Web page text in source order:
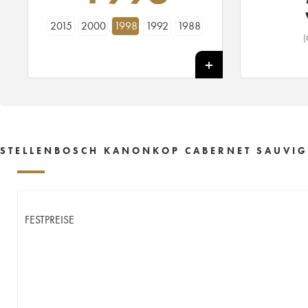
2015 2000 1998 1992 1988
STELLENBOSCH KANONKOP CABERNET
FESTPREISE